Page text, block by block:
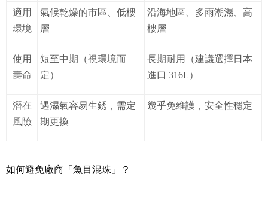
適用
環境
氣候乾燥的市區、低樓
層
沿海地區、多雨潮濕、高
樓層
使用
壽命
短至中期（視環境而
定）
長期耐用（建議選擇日本
進口 316L）
潛在
風險
遇濕氣容易生銹，需定
期更換
幾乎免維護，安全性穩定
如何避免廠商「魚目混珠」？